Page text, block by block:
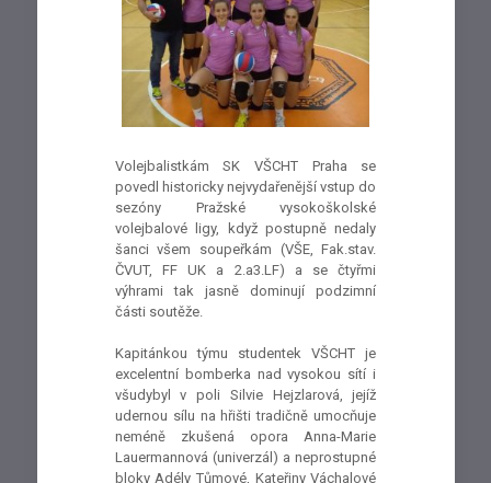
Volejbalistkám SK VŠCHT Praha se
povedl historicky nejvydařenější vstup do
sezóny Pražské vysokoškolské
volejbalové ligy, když postupně nedaly
šanci všem soupeřkám (VŠE, Fak.stav.
ČVUT, FF UK a 2.a3.LF) a se čtyřmi
výhrami tak jasně dominují podzimní
části soutěže.
Kapitánkou týmu studentek VŠCHT je
excelentní bomberka nad vysokou sítí i
všudybyl v poli Silvie Hejzlarová, jejíž
udernou sílu na hřišti tradičně umocňuje
neméně zkušená opora Anna-Marie
Lauermannová (univerzál) a neprostupné
bloky Adély Tůmové, Kateřiny Váchalové